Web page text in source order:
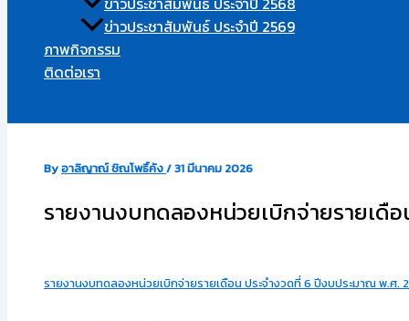
ข่าวประชาสัมพันธ์ ประจำปี 2569
ภาพกิจกรรม
ติดต่อเรา
Byอาลิญาณ์ ชิณโพธิ์คัง/31 มีนาคม 2026
รายงานงบทดลองหน่วยเบิกจ่ายรายเดื
รายงานงบทดลองหน่วยเบิกจ่ายรายเดือน ประจำงวดที่ 6 ปีงบประมาณ พ.ศ.